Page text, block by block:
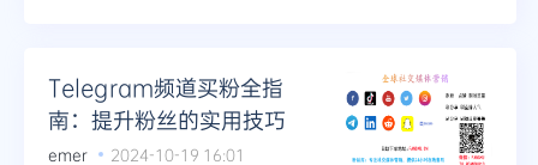
Telegram频道买粉全指
南：提升粉丝的实用技巧
emer 2024-10-19 16:01